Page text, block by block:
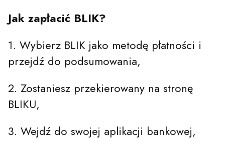
Jak zapłacić BLIK?
1. Wybierz BLIK jako metodę płatności i
przejdź do podsumowania,
2. Zostaniesz przekierowany na stronę
BLIKU,
3. Wejdź do swojej aplikacji bankowej,